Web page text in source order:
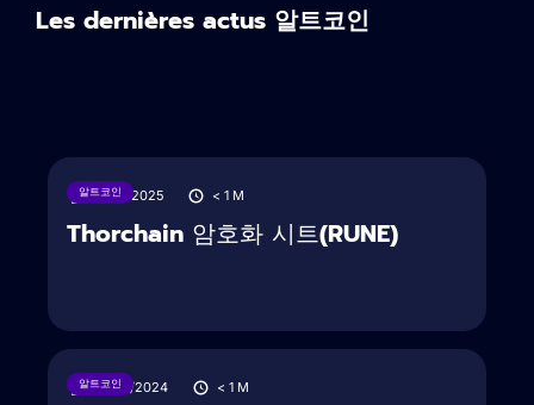
Les dernières actus 알트코인
알트코인
19/01/2025 < 1 M
Thorchain 암호화 시트(RUNE)
알트코인
23/12/2024 < 1 M